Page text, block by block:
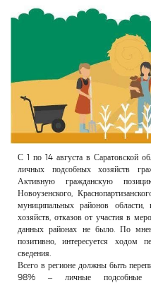
С 1 по 14 августа в Саратовской
личных подсобных хозяйств
Активную гражданскую
Новоузенского,
муниципальных районов
хозяйств, отказов от участия в
данных районах не было. По
позитивно, интересуется ходом
сведения.
Всего в регионе должны быть
98% – личные подсобные